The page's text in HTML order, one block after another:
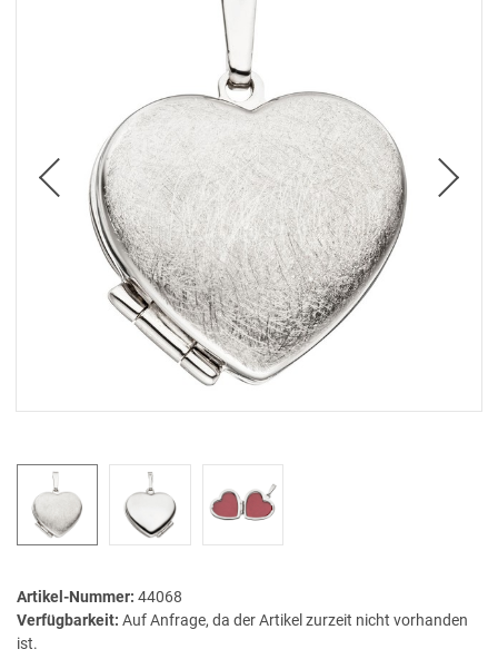
Artikel-Nummer: 44068
Verfügbarkeit: Auf Anfrage, da der Artikel zurzeit nicht vorhanden
ist.